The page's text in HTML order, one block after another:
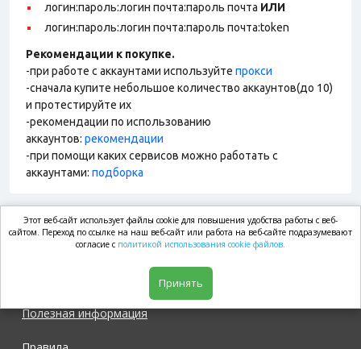
логин:пароль:логин почта:пароль почта ИЛИ
логин:пароль:логин почта:пароль почта:token
Рекомендации к покупке.
-при работе с аккаунтами используйте прокси
-сначала купите небольшое количество аккаунтов(до 10)
и протестируйте их
-рекомендации по использованию
аккаунтов: рекомендации
-при помощи каких сервисов можно работать с
аккаунтами: подборка
market.com
Полезная информация
Этот веб-сайт использует файлы cookie для повышения удобства работы с веб-
сайтом. Переход по ссылке на наш веб-сайт или работа на веб-сайте подразумевают
согласие с политикой использования cookie файлов.
Принять